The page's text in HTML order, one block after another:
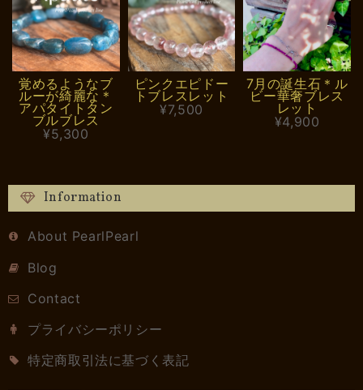
覚めるようなブ
ルーが綺麗な＊
アパタイトタン
ブルブレス
¥5,300
ピンクエピドー
トブレスレット
¥7,500
7月の誕生石＊ル
ビー華奢ブレス
レット
¥4,900
Information
About PearlPearl
Blog
Contact
プライバシーポリシー
特定商取引法に基づく表記